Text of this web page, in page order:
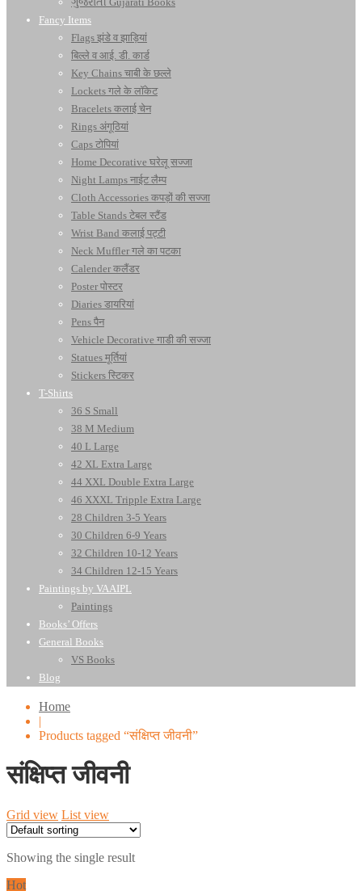
Fancy Items
Flags झंडे व झाड़ियां
बिल्ले व आई. डी. कार्ड
Key Chains चाबी के छल्ले
Lockets गले के लॉकेट
Bracelets कलाई चेन
Rings अंगूठियां
Caps टोपियां
Home Decorative घरेलू सज्जा
Night Lamps नाईट लैम्प
Cloth Accessories कपड़ों की सज्जा
Table Stands टेबल स्टैंड
Wrist Band कलाई पट्टी
Neck Muffler गले का पटका
Calender कलैंडर
Poster पोस्टर
Diaries डायरियां
Pens पैन
Vehicle Decorative गाडी की सज्जा
Statues मूर्तियां
Stickers स्टिकर
T-Shirts
36 S Small
38 M Medium
40 L Large
42 XL Extra Large
44 XXL Double Extra Large
46 XXXL Tripple Extra Large
28 Children 3-5 Years
30 Children 6-9 Years
32 Children 10-12 Years
34 Children 12-15 Years
Paintings by VAAIPL
Paintings
Books’ Offers
General Books
VS Books
Blog
Home
|
Products tagged “संक्षिप्त जीवनी”
संक्षिप्त जीवनी
Grid view List view
Showing the single result
Hot